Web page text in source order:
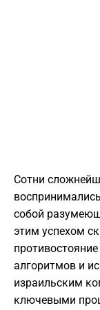
Сотни
собой
этим успехом
алгоритмов и
израильским
ключевыми